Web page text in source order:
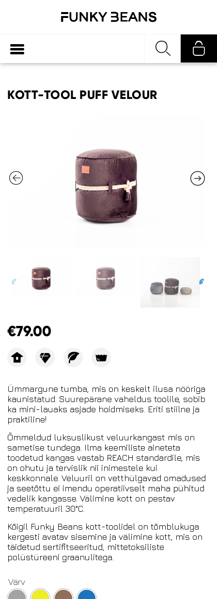
KOTT-TOOL PUFF VELOUR
€79.00
Ümmargune tumba, mis on keskelt ilusa nööriga
kaunistatud. Suurepärane vaheldus toolile, sobib
ka mini-lauaks asjade hoidmiseks. Eriti stiilne ja
praktiline!
Õmmeldud luksuslikust veluurkangast mis on
sametise tundega. Ilma keemiliste aineteta
toodetud kangas vastab REACH standardile, mis
on ohutu ja tervislik nii inimestele kui
keskkonnale. Veluuril on vetthülgavad omadused
ja seetõttu ei imendu operatiivselt maha pühitud
vedelik kangasse. Välimine kott on pestav
temperatuuril 30°C.
Kõigil Funky Beans kott-toolidel on tõmblukuga
kergesti avatav sisemine ja välimine kott, mis on
täidetud sertifitseeritud, mittetoksiliste
polüstüreeni graanulitega.
Värv